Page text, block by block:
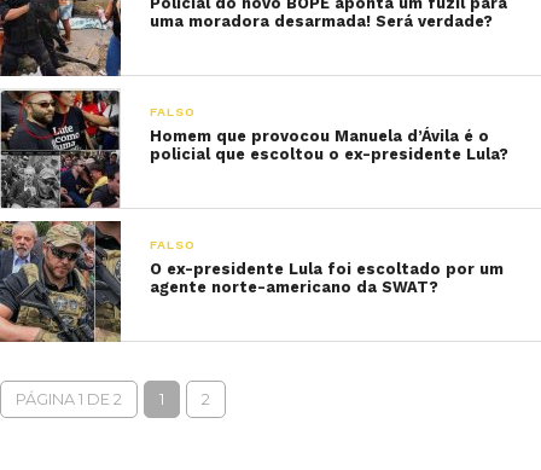
uma moradora desarmada! Será verdade?
FALSO
Homem que provocou Manuela d’Ávila é o
policial que escoltou o ex-presidente Lula?
FALSO
O ex-presidente Lula foi escoltado por um
agente norte-americano da SWAT?
PÁGINA 1 DE 2 1 2